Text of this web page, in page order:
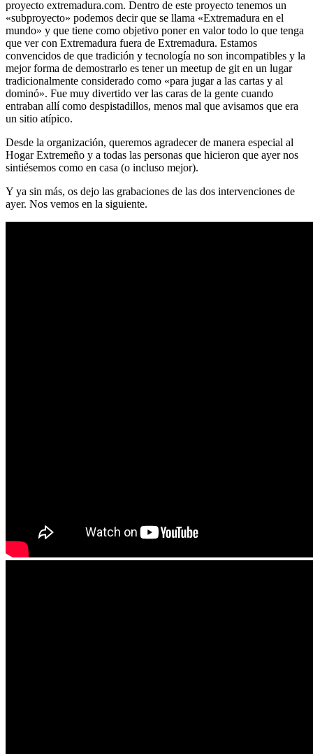
proyecto extremadura.com. Dentro de este proyecto tenemos un
«subproyecto» podemos decir que se llama «Extremadura en el
mundo» y que tiene como objetivo poner en valor todo lo que tenga
que ver con Extremadura fuera de Extremadura. Estamos
convencidos de que tradición y tecnología no son incompatibles y la
mejor forma de demostrarlo es tener un meetup de git en un lugar
tradicionalmente considerado como «para jugar a las cartas y al
dominó». Fue muy divertido ver las caras de la gente cuando
entraban allí como despistadillos, menos mal que avisamos que era
un sitio atípico.
Desde la organización, queremos agradecer de manera especial al
Hogar Extremeño y a todas las personas que hicieron que ayer nos
sintiésemos como en casa (o incluso mejor).
Y ya sin más, os dejo las grabaciones de las dos intervenciones de
ayer. Nos vemos en la siguiente.